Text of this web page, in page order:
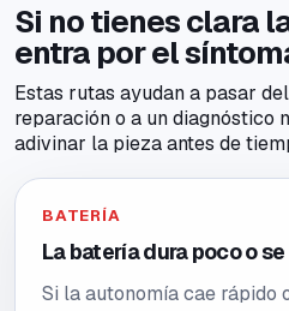
Si no tienes clara
entra por el
Estas rutas ayudan a pasar
reparación o a un diagnóstico
adivinar la pieza antes de
BATERÍA
La batería dura poco o
Si la autonomía cae rápido